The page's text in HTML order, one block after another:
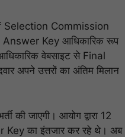
Commission
Key आधिकारिक रूप
आधिकारिक वेबसाइट से Final
अपने उत्तरों का अंतिम मिलान
जाएगी। आयोग द्वारा 12
Key का इंतजार कर रहे थे। अब